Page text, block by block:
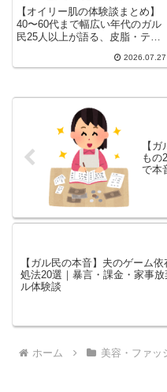
コツ
【オイリー肌の体験談まとめ】
40〜60代まで幅広い年代のガル
民25人以上が語る、皮脂・テカ
を厳選。おすすめコスメ・皮膚科
ルな本音を一気にチェックでき
2026.07.27
【
もの
で本
【ガル民の本音】夫のゲーム
処法20選｜暴言・課金・家事放
ル体験談
ホーム 美容・ファッ